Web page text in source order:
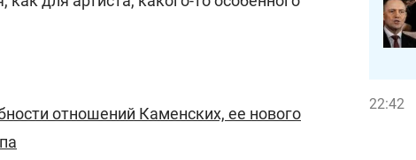
отношений Каменских, ее нового
22:42